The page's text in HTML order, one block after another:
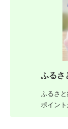
ふるさ
ふるさ
ポイン